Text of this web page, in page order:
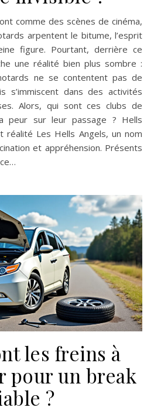
arpentent le bitume, l’esprit
figure. Pourtant, derrière ce
une réalité bien plus sombre :
ne se contentent pas de
s’immiscent dans des activités
Alors, qui sont ces clubs de
peur sur leur passage ? Hells
réalité Les Hells Angels, un nom
et appréhension. Présents
les freins à
pour un break
?